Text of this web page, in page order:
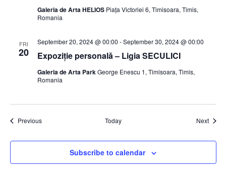
Galeria de Arta HELIOS Piața Victoriei 6, Timisoara, Timis,
Romania
FRI
20 Expoziție personală – Ligia SECULICI
September 20, 2024 @ 00:00 -September 30, 2024 @ 00:00
Galeria de Arta ParkGeorge Enescu 1, Timisoara, Timis,
Romania
PreviousEvents Today Next
Subscribe to calendar